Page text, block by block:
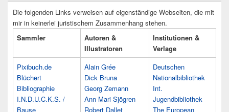
Die folgenden Links verweisen auf eigenständige Webseiten, die mit
mir in keinerlei juristischem Zusammenhang stehen.
Sammler
Autoren &
Illustratoren
Institutionen &
Verlage
Pixibuch.de
Blüchert
Bibliographie
I.N.D.U.C.K.S. /
Bause
Alain Grée
Dick Bruna
Georg Zemann
Ann Mari Sjögren
Robert Dallet
Deutschen
Nationalbibliothek
Int.
Jugendbibliothek
The European